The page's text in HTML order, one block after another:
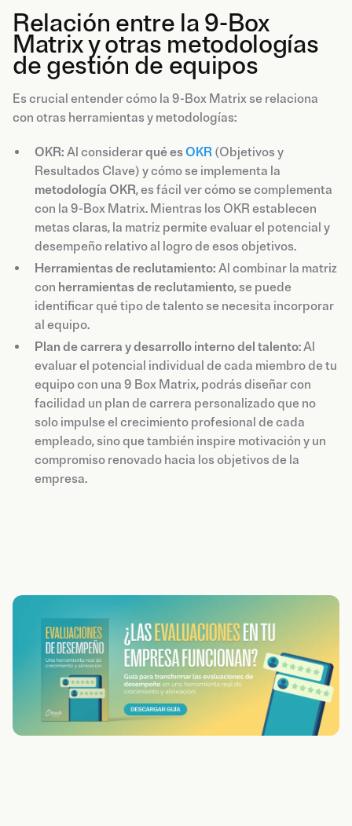
Relación entre la 9-Box
Matrix y otras metodologías
de gestión de equipos
Es crucial entender cómo la 9-Box Matrix se relaciona
con otras herramientas y metodologías:
OKR: Al considerarqué esOKR (Objetivos y
Resultados Clave) y cómo se implementa la
metodología OKR, es fácil ver cómo se complementa
con la 9-Box Matrix. Mientras los OKR establecen
metas claras, la matriz permite evaluar el potencial y
desempeño relativo al logro de esos objetivos.
Herramientas de reclutamiento: Al combinar la matriz
con herramientas de reclutamiento, se puede
identificar qué tipo de talento se necesita incorporar
al equipo.
Plan de carrera y desarrollo interno del talento: Al
evaluar el potencial individual de cada miembro de tu
equipo con una 9 Box Matrix, podrás diseñar con
facilidad un plan de carrera personalizado que no
solo impulse el crecimiento profesional de cada
empleado, sino que también inspire motivación y un
compromiso renovado hacia los objetivos de la
empresa.